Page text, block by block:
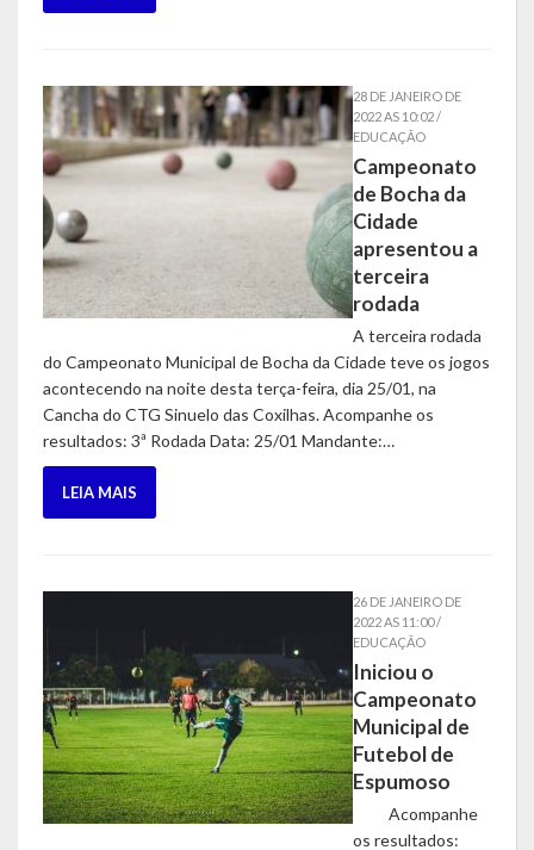
Assistência Social e Habitação
Coordenação e Planejamento
Educação, Cultura e Turismo
Obras e Serviços Urbanos
Saúde
Geral do Governo
Cultura e Turismo
PUB
Calendário de Eventos
Galeria de Fotos
Vídeos
28 DE JANEIRO DE
2022 AS 10:02 /
EDUCAÇÃO
Campeonato
de Bocha da
Cidade
apresentou a
terceira
rodada
A terceira rodada
do Campeonato Municipal de Bocha da Cidade teve os jogos
acontecendo na noite desta terça-feira, dia 25/01, na
Cancha do CTG Sinuelo das Coxilhas. Acompanhe os
resultados: 3ª Rodada Data: 25/01 Mandante:…
LEIA MAIS
26 DE JANEIRO DE
2022 AS 11:00 /
EDUCAÇÃO
Iniciou o
Campeonato
Municipal de
Futebol de
Espumoso
Acompanhe
os resultados: